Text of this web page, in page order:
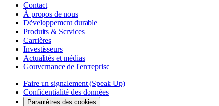
Contact
À propos de nous
Développement durable
Produits & Services
Carrières
Investisseurs
Actualités et médias
Gouvernance de l'entreprise
Faire un signalement (Speak Up)
Confidentialité des données
Paramètres des cookies